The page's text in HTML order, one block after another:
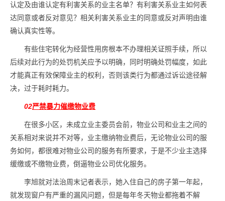
认定及由谁认定有利害关系的业主名单？有利害关系业主如何表
达同意或者反对意见？相关利害关系业主的同意或反对声明由谁
确认真实性等。
有些住宅转化为经营性用房根本不办理相关证照手续，所以
后续对此行为的处罚机关应予以明确，同时明确处罚幅度，如此
才能真正有效保障业主的权利，否则该类行为都通过诉讼途径解
决，过于耗时耗力。
02严禁暴力催缴物业费
在很多小区，未成立业主委员会前，物业公司和业主之间的
关系相对来说并不对等，业主缴纳物业费后，无论物业公司的服
务如何，都很难对物业公司的服务有所要求，于是不少业主选择
缓缴或不缴物业费，倒逼物业公司优化服务。
李旭就对法治周末记者表示，她入住自己的房子第一年起，
就发现窗户有严重的漏风问题，但是每年冬天物业都拖着不解